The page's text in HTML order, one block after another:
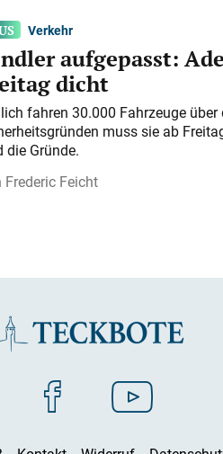
Verkehr
aufgepasst:
dicht
fahren 30.000 Fahrzeuge
muss sie ab
die Gründe.
Frederic Feicht